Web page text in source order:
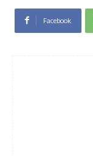
Facebook